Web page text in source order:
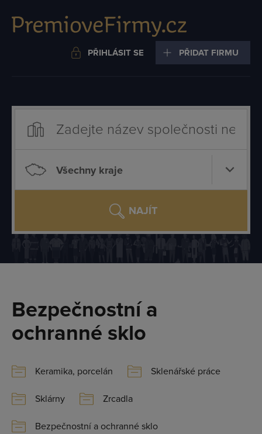
PŘIHLÁSIT SE PŘIDAT FIRMU
Všechny kraje
NAJÍT
Bezpečnostní a
ochranné sklo
Keramika, porcelán Sklenářské práce
Sklárny Zrcadla
Bezpečnostní a ochranné sklo